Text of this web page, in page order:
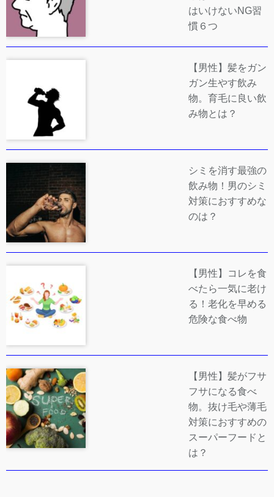
はいけないNG習
慣６つ
【男性】髪をガン
ガン生やす飲み
物。育毛に良い飲
み物とは？
シミを消す最強の
飲み物！男のシミ
対策におすすめな
のは？
【男性】コレを食
べたら一気に老け
る！老化を早める
危険な食べ物
【男性】髪がフサ
フサになる食べ
物。抜け毛や薄毛
対策におすすめの
スーパーフードと
は？